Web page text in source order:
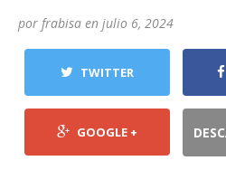
por frabisa en julio 6, 2024
TWITTER
GOOGLE +